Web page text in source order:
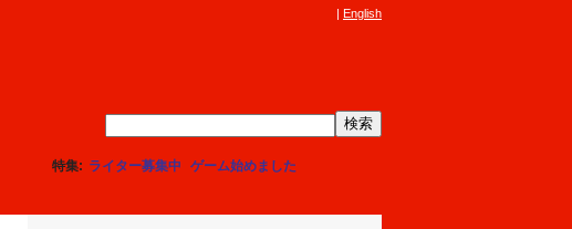
English
特集 ライター募集中 ゲーム始めました